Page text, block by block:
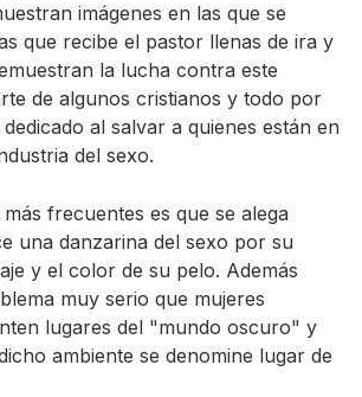
imágenes en las que se
que recibe el pastor llenas de ira y
la lucha contra este
de algunos cristianos y todo por
al salvar a quienes están en
del sexo.
frecuentes es que se alega
una danzarina del sexo por su
y el color de su pelo. Además
muy serio que mujeres
lugares del "mundo oscuro" y
ambiente se denomine lugar de